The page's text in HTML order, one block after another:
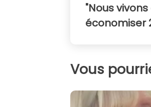
"Nous
économiser
Vous